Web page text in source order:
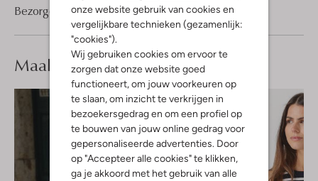
onze website gebruik van cookies en
vergelijkbare technieken (gezamenlijk:
"cookies").
Wij gebruiken cookies om ervoor te
zorgen dat onze website goed
functioneert, om jouw voorkeuren op
te slaan, om inzicht te verkrijgen in
bezoekersgedrag en om een profiel op
te bouwen van jouw online gedrag voor
gepersonaliseerde advertenties. Door
op "Accepteer alle cookies" te klikken,
ga je akkoord met het gebruik van alle
Bezorgen & retourneren
Maak jelook compleet